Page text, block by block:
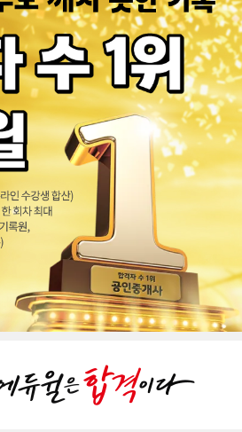
유해서 설명
님화이팅!
다